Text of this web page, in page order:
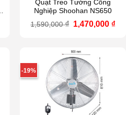
Quạt Treo Tường Công
Nghiệp Shoohan NS650
1,590,000₫ Giá
1,470,000 ₫
-19%